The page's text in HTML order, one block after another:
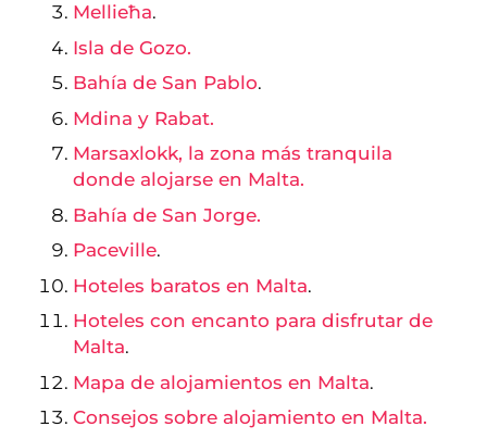
Mellieħa.
Isla de Gozo.
Bahía de San Pablo.
Mdina y Rabat.
Marsaxlokk, la zona más tranquila
donde alojarse en Malta.
Bahía de San Jorge.
Paceville.
Hoteles baratos en Malta.
Hoteles con encanto para disfrutar de
Malta.
Mapa de alojamientos en Malta.
Consejos sobre alojamiento en Malta.